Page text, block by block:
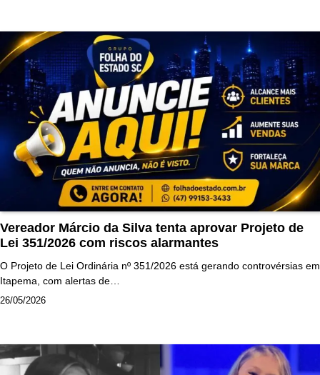
Vereador Márcio da Silva tenta aprovar Projeto de
Lei 351/2026 com riscos alarmantes
O Projeto de Lei Ordinária nº 351/2026 está gerando controvérsias em
Itapema, com alertas de…
26/05/2026